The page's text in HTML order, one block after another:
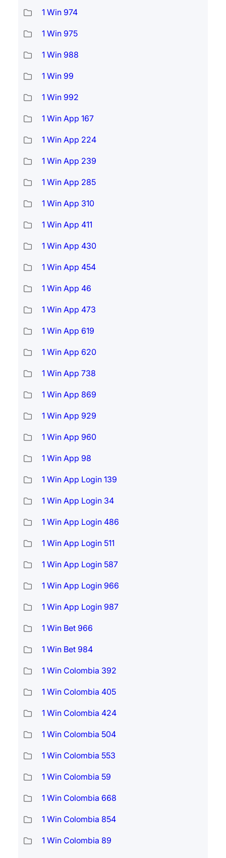
1 Win 974
1 Win 975
1 Win 988
1 Win 99
1 Win 992
1 Win App 167
1 Win App 224
1 Win App 239
1 Win App 285
1 Win App 310
1 Win App 411
1 Win App 430
1 Win App 454
1 Win App 46
1 Win App 473
1 Win App 619
1 Win App 620
1 Win App 738
1 Win App 869
1 Win App 929
1 Win App 960
1 Win App 98
1 Win App Login 139
1 Win App Login 34
1 Win App Login 486
1 Win App Login 511
1 Win App Login 587
1 Win App Login 966
1 Win App Login 987
1 Win Bet 966
1 Win Bet 984
1 Win Colombia 392
1 Win Colombia 405
1 Win Colombia 424
1 Win Colombia 504
1 Win Colombia 553
1 Win Colombia 59
1 Win Colombia 668
1 Win Colombia 854
1 Win Colombia 89